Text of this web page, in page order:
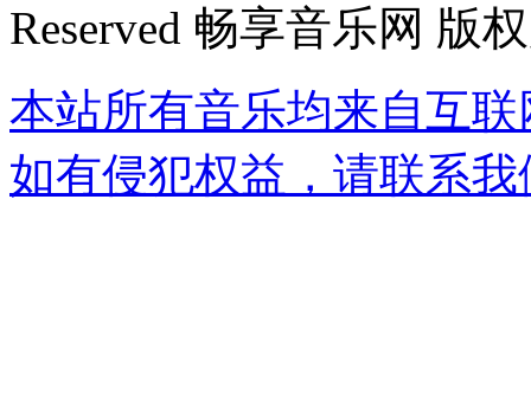
Reserved 畅享音乐网 版
本站所有音乐均来自互
如有侵犯权益，请联系